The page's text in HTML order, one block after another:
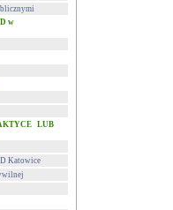
w
LUB
Katowice